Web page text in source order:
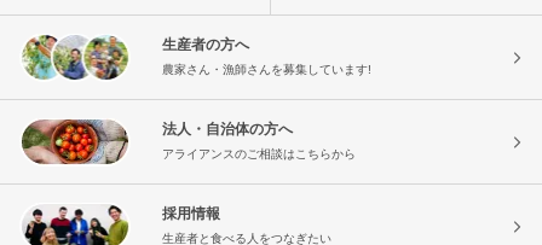
生産者の方へ
農家さん・漁師さんを募集しています!
法人・自治体の方へ
アライアンスのご相談はこちらから
採用情報
生産者と食べる人をつなぎたい